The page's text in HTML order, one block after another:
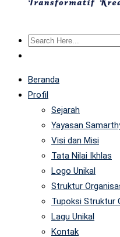
Beranda
Profil
Sejarah
Yayasan
Visi dan Misi
Tata Nilai Ikhlas
Logo Unikal
Struktur
Tupoksi Struktur
Lagu Unikal
Kontak